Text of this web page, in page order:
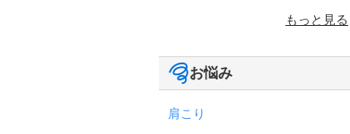
もっと見る
お悩み
肩こり